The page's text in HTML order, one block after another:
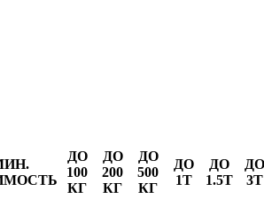
ДО
100
КГ
ДО
200
КГ
ДО
500
КГ
ДО
1Т
ДО
1.5Т
ДО
3Т